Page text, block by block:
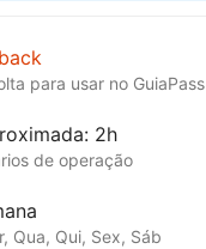
para usar no GuiaPass
2h
de operação
Qua, Qui, Sex, Sáb